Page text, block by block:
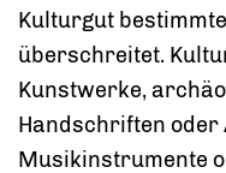
Kulturgut
überschreitet.
Kunstwerke,
Handschriften oder
Musikinstrumente